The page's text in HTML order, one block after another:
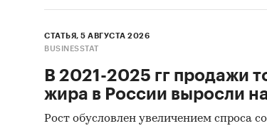
СТАТЬЯ, 5 АВГУСТА 2026
BUSINESSTAT
В 2021-2025 гг продажи
жира в России выросли
Рост обусловлен увеличением спроса